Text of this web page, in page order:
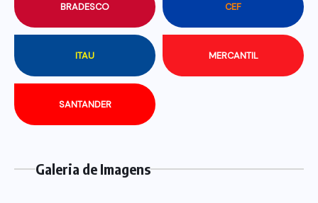
BRADESCO CEF
ITAU MERCANTIL
SANTANDER
Galeria de Imagens